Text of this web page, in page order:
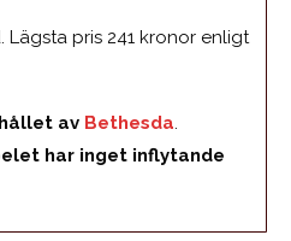
pris 241 kronor enligt
av Bethesda.
har inget inflytande